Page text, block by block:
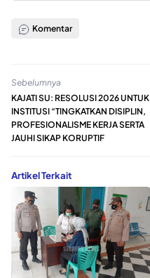
Komentar
Sebelumnya
KAJATI SU: RESOLUSI 2026 UNTUK
INSTITUSI “TINGKATKAN DISIPLIN,
PROFESIONALISME KERJA SERTA
JAUHI SIKAP KORUPTIF
Artikel Terkait